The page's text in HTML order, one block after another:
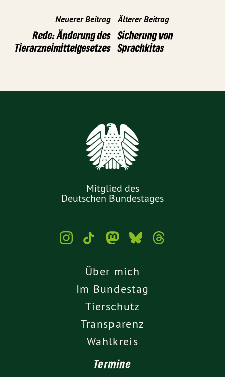
Neuerer Beitrag
Rede: Änderung des
Tierarzneimittelgesetzes
Älterer Beitrag
Sicherung von
Sprachkitas
Mitglied des
Deutschen Bundestages
Über mich
Im Bundestag
Tierschutz
Transparenz
Wahlkreis
Termine